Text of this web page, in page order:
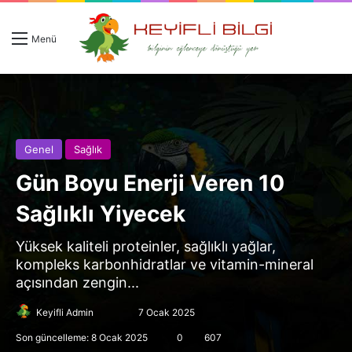
Menü
Genel Sağlık
Gün Boyu Enerji Veren 10
Sağlıklı Yiyecek
Yüksek kaliteli proteinler, sağlıklı yağlar,
kompleks karbonhidratlar ve vitamin-mineral
açısından zengin...
Keyifli Admin 7 Ocak 2025
Son güncelleme: 8 Ocak 2025 0 607